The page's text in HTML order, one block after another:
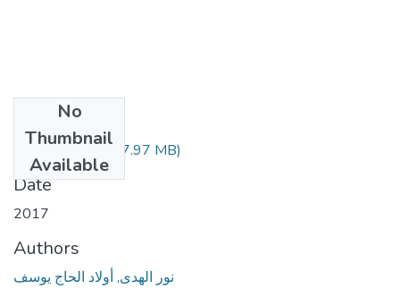
No
Thumbnail
Available
210.04.122.pdf (7.97 MB)
Date
2017
Authors
نور الهدى, أولاد الحاج يوسف